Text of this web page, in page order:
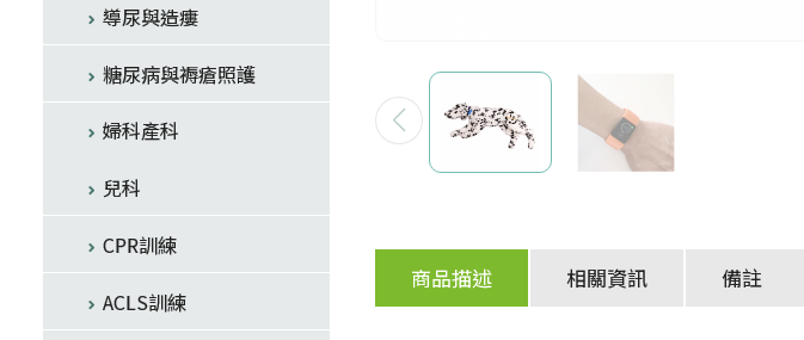
導尿與造瘻
糖尿病與褥瘡照護
婦科產科
兒科
CPR訓練
ACLS訓練
商品描述 相關資訊 備註